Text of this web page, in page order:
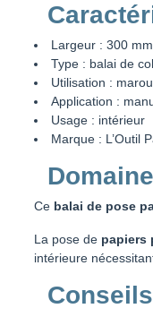
Largeur : 300 mm
Type : balai de
Utilisation :
Application :
Usage : intérieur
Marque : L’Outil
Ce balai de pose
La pose de papiers
intérieure